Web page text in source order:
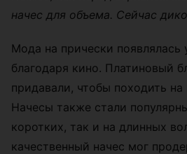
начес для объема. Сейчас
Мода на прически появлялась
благодаря кино. Платиновый
придавали, чтобы походить
Начесы также стали
коротких, так и на длинных
качественный начес мог